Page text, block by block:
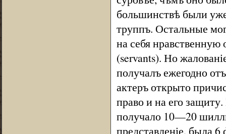
большинствѣ были
труппъ. Остальные
на себя нравственную
(servants). Но
получалъ ежегодно
актеръ открыто
право и на его
получало 10—20
представленіе, была